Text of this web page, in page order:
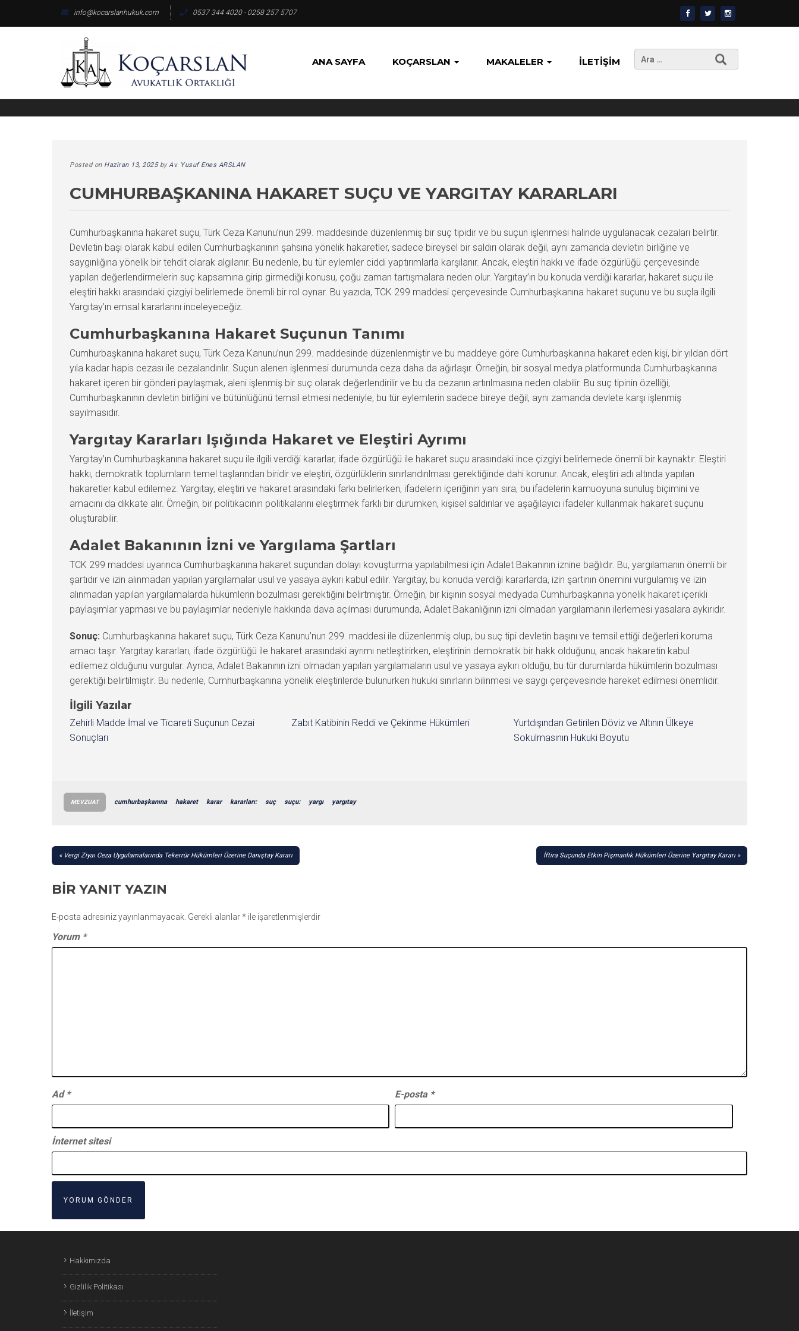
info@kocarslanhukuk.com 0537 344 4020 - 0258 257 5707
ANA SAYFA KOÇARSLAN MAKALELER İLETIŞIM
Arama:
Posted on Haziran 13, 2025byAv. Yusuf Enes ARSLAN
CUMHURBAŞKANINA HAKARET SUÇU VE YARGITAY KARARLARI
Cumhurbaşkanına hakaret suçu, Türk Ceza Kanunu’nun 299. maddesinde düzenlenmiş bir suç tipidir ve bu suçun işlenmesi halinde uygulanacak cezaları belirtir.
Devletin başı olarak kabul edilen Cumhurbaşkanının şahsına yönelik hakaretler, sadece bireysel bir saldırı olarak değil, aynı zamanda devletin birliğine ve
saygınlığına yönelik bir tehdit olarak algılanır. Bu nedenle, bu tür eylemler ciddi yaptırımlarla karşılanır. Ancak, eleştiri hakkı ve ifade özgürlüğü çerçevesinde
yapılan değerlendirmelerin suç kapsamına girip girmediği konusu, çoğu zaman tartışmalara neden olur. Yargıtay’ın bu konuda verdiği kararlar, hakaret suçu ile
eleştiri hakkı arasındaki çizgiyi belirlemede önemli bir rol oynar. Bu yazıda, TCK 299 maddesi çerçevesinde Cumhurbaşkanına hakaret suçunu ve bu suçla ilgili
Yargıtay’ın emsal kararlarını inceleyeceğiz.
Cumhurbaşkanına Hakaret Suçunun Tanımı
Cumhurbaşkanına hakaret suçu, Türk Ceza Kanunu’nun 299. maddesinde düzenlenmiştir ve bu maddeye göre Cumhurbaşkanına hakaret eden kişi, bir yıldan dört
yıla kadar hapis cezası ile cezalandırılır. Suçun alenen işlenmesi durumunda ceza daha da ağırlaşır. Örneğin, bir sosyal medya platformunda Cumhurbaşkanına
hakaret içeren bir gönderi paylaşmak, aleni işlenmiş bir suç olarak değerlendirilir ve bu da cezanın artırılmasına neden olabilir. Bu suç tipinin özelliği,
Cumhurbaşkanının devletin birliğini ve bütünlüğünü temsil etmesi nedeniyle, bu tür eylemlerin sadece bireye değil, aynı zamanda devlete karşı işlenmiş
sayılmasıdır.
Yargıtay Kararları Işığında Hakaret ve Eleştiri Ayrımı
Yargıtay’ın Cumhurbaşkanına hakaret suçu ile ilgili verdiği kararlar, ifade özgürlüğü ile hakaret suçu arasındaki ince çizgiyi belirlemede önemli bir kaynaktır. Eleştiri
hakkı, demokratik toplumların temel taşlarından biridir ve eleştiri, özgürlüklerin sınırlandırılması gerektiğinde dahi korunur. Ancak, eleştiri adı altında yapılan
hakaretler kabul edilemez. Yargıtay, eleştiri ve hakaret arasındaki farkı belirlerken, ifadelerin içeriğinin yanı sıra, bu ifadelerin kamuoyuna sunuluş biçimini ve
amacını da dikkate alır. Örneğin, bir politikacının politikalarını eleştirmek farklı bir durumken, kişisel saldırılar ve aşağılayıcı ifadeler kullanmak hakaret suçunu
oluşturabilir.
Adalet Bakanının İzni ve Yargılama Şartları
TCK 299 maddesi uyarınca Cumhurbaşkanına hakaret suçundan dolayı kovuşturma yapılabilmesi için Adalet Bakanının iznine bağlıdır. Bu, yargılamanın önemli bir
şartıdır ve izin alınmadan yapılan yargılamalar usul ve yasaya aykırı kabul edilir. Yargıtay, bu konuda verdiği kararlarda, izin şartının önemini vurgulamış ve izin
alınmadan yapılan yargılamalarda hükümlerin bozulması gerektiğini belirtmiştir. Örneğin, bir kişinin sosyal medyada Cumhurbaşkanına yönelik hakaret içerikli
paylaşımlar yapması ve bu paylaşımlar nedeniyle hakkında dava açılması durumunda, Adalet Bakanlığının izni olmadan yargılamanın ilerlemesi yasalara aykırıdır.
Sonuç: Cumhurbaşkanına hakaret suçu, Türk Ceza Kanunu’nun 299. maddesi ile düzenlenmiş olup, bu suç tipi devletin başını ve temsil ettiği değerleri koruma
amacı taşır. Yargıtay kararları, ifade özgürlüğü ile hakaret arasındaki ayrımı netleştirirken, eleştirinin demokratik bir hakk olduğunu, ancak hakaretin kabul
edilemez olduğunu vurgular. Ayrıca, Adalet Bakanının izni olmadan yapılan yargılamaların usul ve yasaya aykırı olduğu, bu tür durumlarda hükümlerin bozulması
gerektiği belirtilmiştir. Bu nedenle, Cumhurbaşkanına yönelik eleştirilerde bulunurken hukuki sınırların bilinmesi ve saygı çerçevesinde hareket edilmesi önemlidir.
İlgili Yazılar
Zehirli Madde İmal ve Ticareti Suçunun Cezai
Sonuçları
Zabıt Katibinin Reddi ve Çekinme Hükümleri
Yurtdışından Getirilen Döviz ve Altının Ülkeye
Sokulmasının Hukuki Boyutu
MEVZUAT cumhurbaşkanına hakaret karar kararları: suç suçu: yargı yargıtay
YAZI
Vergi Ziyaı Ceza Uygulamalarında Tekerrür Hükümleri Üzerine Danıştay Kararı İftira Suçunda Etkin Pişmanlık Hükümleri Üzerine Yargıtay Kararı
BIR YANIT YAZIN
E-posta adresiniz yayınlanmayacak. Gerekli alanlar* ile işaretlenmişlerdir
Yorum *
Ad * E-posta *
İnternet sitesi
Hakkımızda
Gizlilik Politikası
İletişim